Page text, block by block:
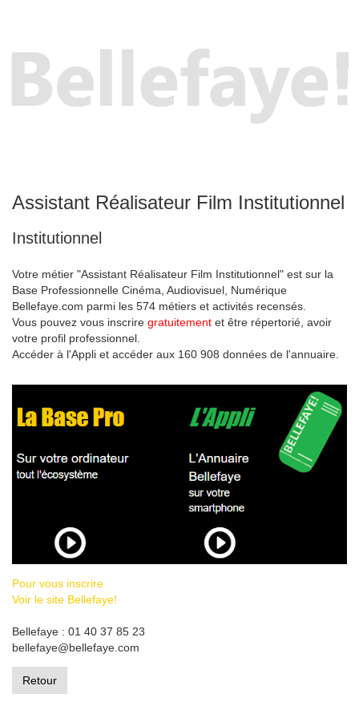
Assistant Réalisateur Film Institutionnel
Institutionnel
Votre métier "Assistant Réalisateur Film Institutionnel" est sur la
Base Professionnelle Cinéma, Audiovisuel, Numérique
Bellefaye.com parmi les 574 métiers et activités recensés.
Vous pouvez vous inscrire gratuitement et être répertorié, avoir
votre profil professionnel.
Accéder à l'Appli et accéder aux 160 908 données de l'annuaire.
Pour vous inscrire
Voir le site Bellefaye!
Bellefaye : 01 40 37 85 23
bellefaye@bellefaye.com
Retour